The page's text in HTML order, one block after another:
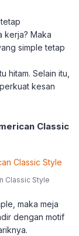
kerja? Maka
simple tetap
hitam. Selain itu,
kesan
Classic
Classic Style
maka meja
dengan motif